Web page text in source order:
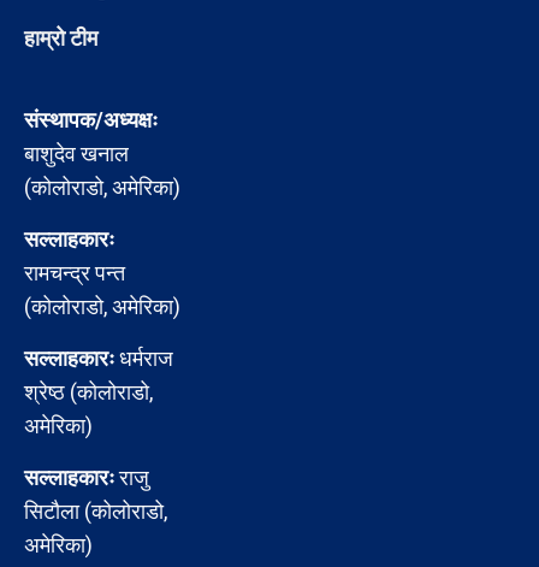
हाम्रो टीम
संस्थापक/अध्यक्षः
बाशुदेव खनाल
(कोलोराडो, अमेरिका)
सल्लाहकारः
रामचन्द्र पन्त
(कोलोराडो, अमेरिका)
सल्लाहकारःधर्मराज
श्रेष्ठ (कोलोराडो,
अमेरिका)
सल्लाहकारःराजु
सिटौला (कोलोराडो,
अमेरिका)